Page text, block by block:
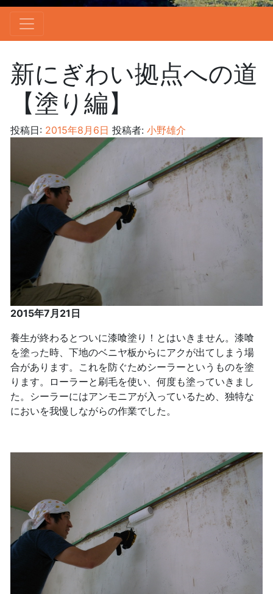
新にぎわい拠点への道
【塗り編】
投稿日: 2015年8月6日 投稿者: 小野雄介
2015年7月21日
養生が終わるとついに漆喰塗り！とはいきません。漆喰
を塗った時、下地のベニヤ板からにアクが出てしまう場
合があります。これを防ぐためシーラーというものを塗
ります。ローラーと刷毛を使い、何度も塗っていきまし
た。シーラーにはアンモニアが入っているため、独特な
においを我慢しながらの作業でした。